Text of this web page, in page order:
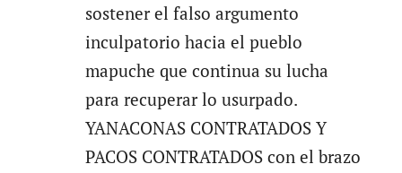
sostener el falso argumento
inculpatorio hacia el pueblo
mapuche que continua su lucha
para recuperar lo usurpado.
YANACONAS CONTRATADOS Y
PACOS CONTRATADOS con el brazo